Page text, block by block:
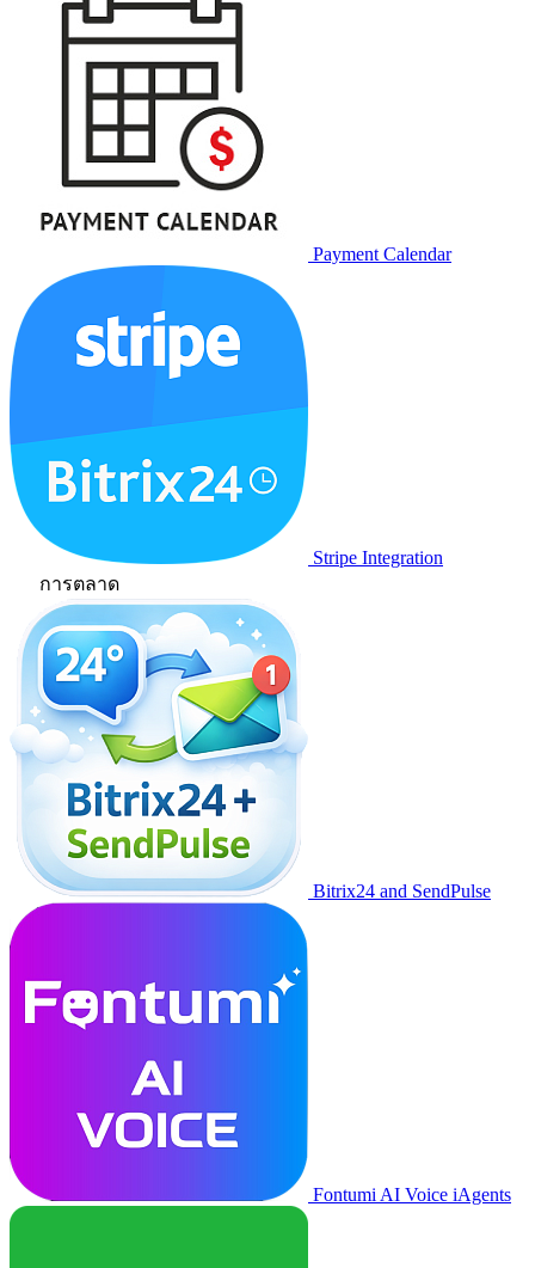
Payment Calendar
Stripe Integration
การตลาด
Bitrix24 and SendPulse
Fontumi AI Voice iAgents